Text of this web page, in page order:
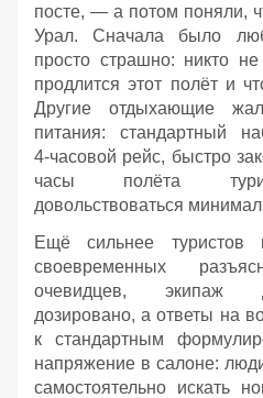
посте, — а потом поняли,
Урал. Сначала было
просто страшно: никто
продлится этот полёт и
Другие отдыхающие
питания: стандартный
4‑часовой рейс, быстро
часы полёта
довольствоваться
Ещё сильнее туристов
своевременных
очевидцев, экипаж
дозировано, а ответы на
к стандартным
напряжение в салоне:
самостоятельно искать